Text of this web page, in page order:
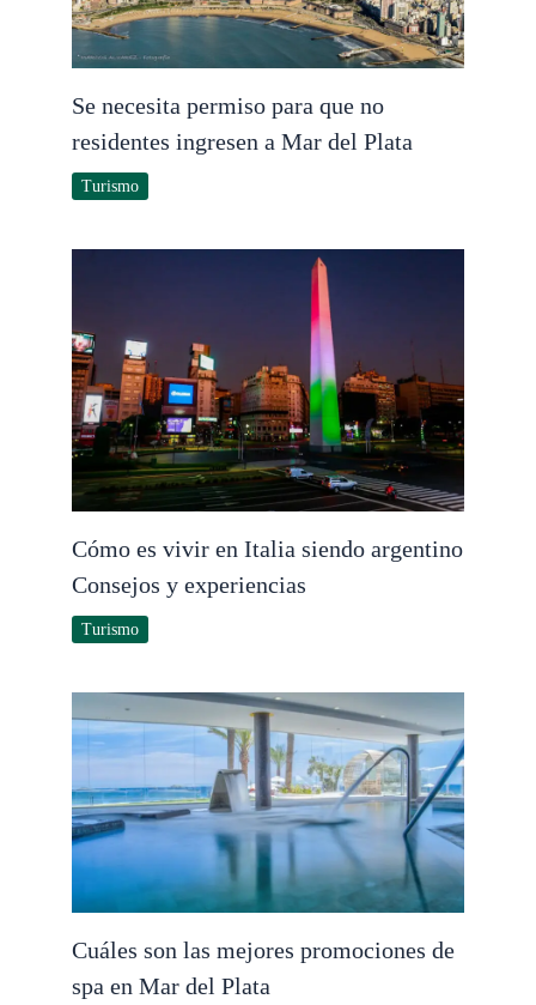
Se necesita permiso para que no
residentes ingresen a Mar del Plata
Turismo
Cómo es vivir en Italia siendo argentino
Consejos y experiencias
Turismo
Cuáles son las mejores promociones de
spa en Mar del Plata